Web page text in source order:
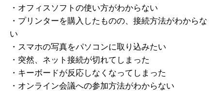
・オフィスソフトの使い方がわからない
・プリンターを購入したものの、接続方法がわからな
い
・スマホの写真をパソコンに取り込みたい
・突然、ネット接続が切れてしまった
・キーボードが反応しなくなってしまった
・オンライン会議への参加方法がわからない